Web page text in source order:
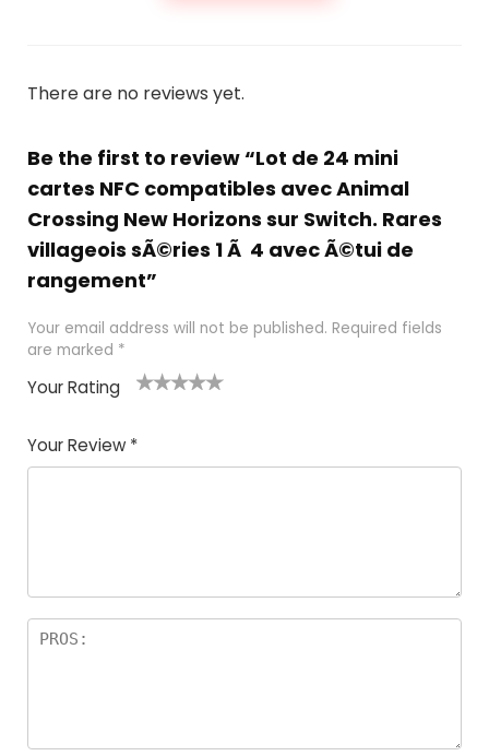
There are no reviews yet.
Be the first to review “Lot de 24 mini
cartes NFC compatibles avec Animal
Crossing New Horizons sur Switch. Rares
villageois sÃ©ries 1 Ã 4 avec Ã©tui de
rangement”
Your email address will not be published. Required fields
are marked *
Your Rating
Your Review *